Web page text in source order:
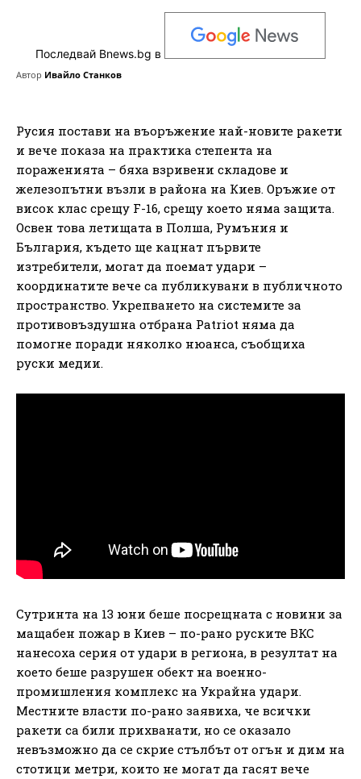
Последвай Bnews.bg в
Автор Ивайло Станков
Русия постави на въоръжение най-новите ракети
и вече показа на практика степента на
пораженията – бяха взривени складове и
железопътни възли в района на Киев. Оръжие от
висок клас срещу F-16, срещу което няма защита.
Освен това летищата в Полша, Румъния и
България, където ще кацнат първите
изтребители, могат да поемат удари –
координатите вече са публикувани в публичното
пространство. Укрепването на системите за
противовъздушна отбрана Patriot няма да
помогне поради няколко нюанса, съобщиха
руски медии.
Сутринта на 13 юни беше посрещната с новини за
мащабен пожар в Киев – по-рано руските ВКС
нанесоха серия от удари в региона, в резултат на
което беше разрушен обект на военно-
промишления комплекс на Украйна удари.
Местните власти по-рано заявиха, че всички
ракети са били прихванати, но се оказало
невъзможно да се скрие стълбът от огън и дим на
стотици метри, които не могат да гасят вече